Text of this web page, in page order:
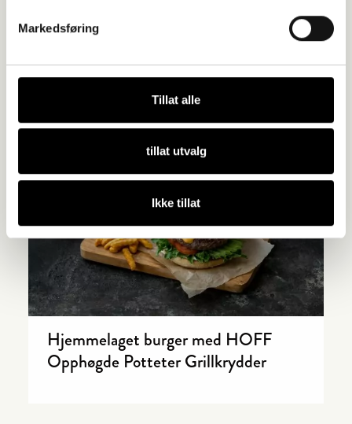
Markedsføring
Tillat alle
tillat utvalg
Ikke tillat
Overlessa Opphøgde Potteter med
egg
Hjemmelaget burger med HOFF
Opphøgde Potteter Grillkrydder